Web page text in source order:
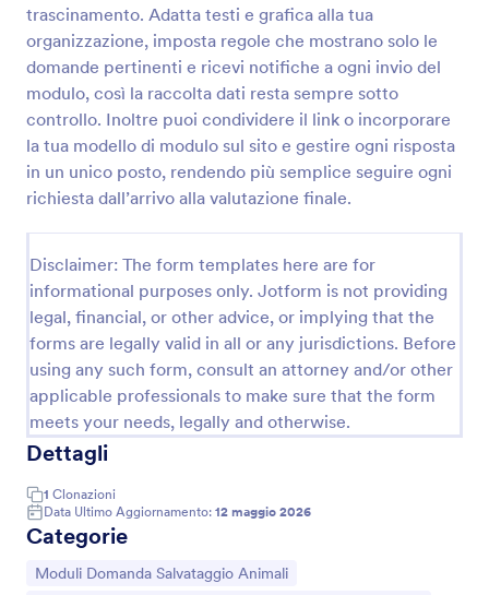
trascinamento. Adatta testi e grafica alla tua
organizzazione, imposta regole che mostrano solo le
domande pertinenti e ricevi notifiche a ogni invio del
modulo, così la raccolta dati resta sempre sotto
controllo. Inoltre puoi condividere il link o incorporare
la tua modello di modulo sul sito e gestire ogni risposta
in un unico posto, rendendo più semplice seguire ogni
richiesta dall’arrivo alla valutazione finale.
Disclaimer: The form templates here are for
informational purposes only. Jotform is not providing
legal, financial, or other advice, or implying that the
forms are legally valid in all or any jurisdictions. Before
using any such form, consult an attorney and/or other
applicable professionals to make sure that the form
meets your needs, legally and otherwise.
Dettagli
1 Clonazioni
Data Ultimo Aggiornamento: 12 maggio 2026
Categorie
Vai alla Categoria:
Moduli Domanda Salvataggio Animali
Modulo Di Richiesta Per Cuccioli
Raccogli e gestisci le richieste di adozione con il
Modulo di richiesta per cuccioli, ideale per rifugi e
e valutare le candidature con Jotform.
Go to Category:
Moduli Domanda Salvataggio Animali
Usa Template
Anteprima